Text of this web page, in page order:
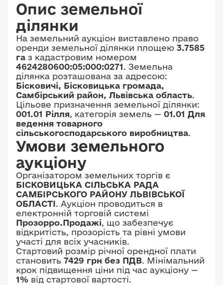
Опис земельної
ділянки
На земельний аукціон виставлено право
оренди земельної ділянки площею 3.7585
га з кадастровим номером
4624280600:05:000:0271. Земельна
ділянка розташована за адресою:
Бісковичі, Бісковицька громада,
Самбірський район, Львівська область.
Цільове призначення земельної ділянки:
001.01 Рілля, категорія земель — 01.01 Для
ведення товарного
сільськогосподарського виробництва.
Умови земельного
аукціону
Організатором земельних торгів є
БІСКОВИЦЬКА СІЛЬСЬКА РАДА
САМБІРСЬКОГО РАЙОНУ ЛЬВІВСЬКОЇ
ОБЛАСТІ. Аукціон проводиться в
електронній торговій системі
Прозорро.Продажі, що забезпечує
відкритість, прозорість та рівні умови
участі для всіх учасників.
Стартовий розмір річної орендної плати
становить 7429 грн без ПДВ. Мінімальний
крок підвищення ціни під час аукціону —
1% від стартової вартості.